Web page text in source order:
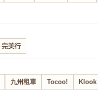
完美行
九州租車 Tocoo! Klook